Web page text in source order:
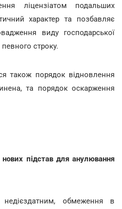
ліцензіатом подальших
характер та позбавляє
виду господарської
строку.
також порядок відновлення
та порядок оскарження
нових підстав для анулювання
обмеження в